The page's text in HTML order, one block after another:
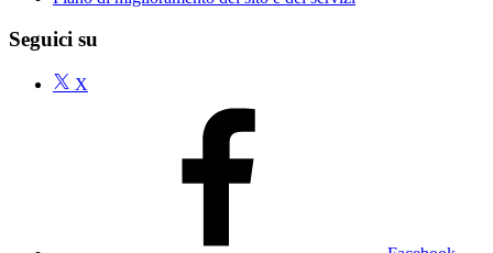
Seguici su
X